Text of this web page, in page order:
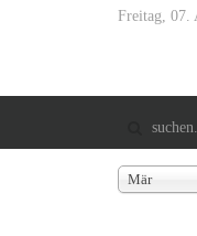
Freitag, 07.
Mär